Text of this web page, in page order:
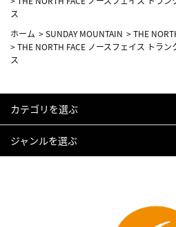
ス
ホーム >SUNDAY MOUNTAIN >THE
>THE NORTH FACE ノースフェイス トラ
ス
カテゴリを選ぶ
ジャンルを選ぶ